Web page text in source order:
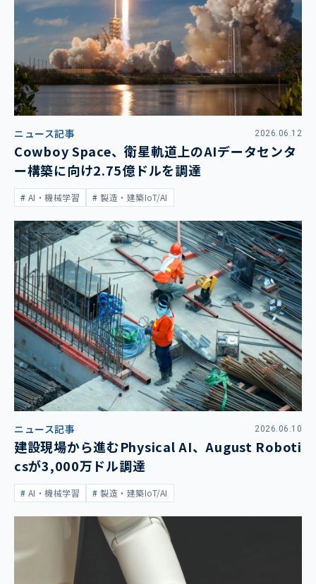
ニュース記事 2026.06.12
Cowboy Space、衛星軌道上のAIデータセンタ
ー構築に向け2.75億ドルを調達
AI・機械学習 製造・建築IoT/AI
ニュース記事 2026.06.10
建設現場から進むPhysical AI、August Roboti
csが3,000万ドル調達
AI・機械学習 製造・建築IoT/AI